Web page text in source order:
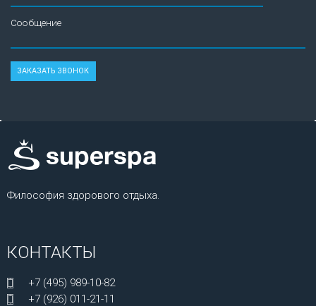
Сообщение
Философия здорового отдыха.
КОНТАКТЫ
+7 (495) 989-10-82
+7 (926) 011-21-11